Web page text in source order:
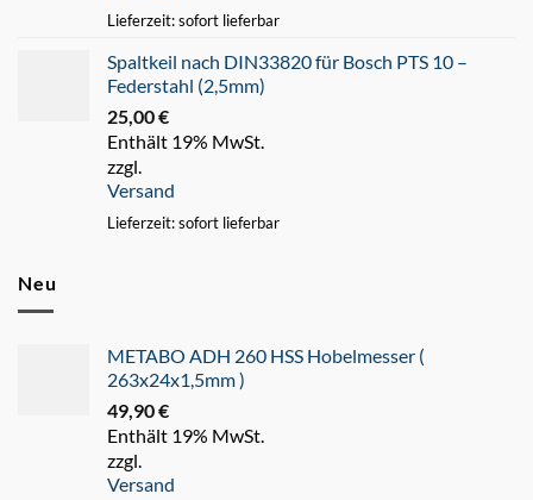
Lieferzeit: sofort lieferbar
Spaltkeil nach DIN33820 für Bosch PTS 10 –
Federstahl (2,5mm)
25,00€
Enthält 19% MwSt.
zzgl.
Versand
Lieferzeit: sofort lieferbar
Neu
METABO ADH 260 HSS Hobelmesser (
263x24x1,5mm )
49,90€
Enthält 19% MwSt.
zzgl.
Versand